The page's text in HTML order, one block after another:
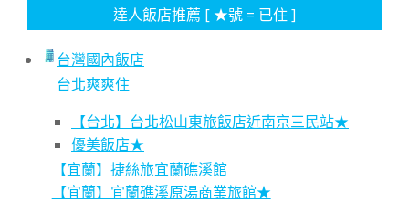
達人飯店推薦 [ ★號 = 已住 ]
台灣國內飯店
台北爽爽住
【台北】台北松山東旅飯店近南京三民站★
優美飯店★
【宜蘭】捷絲旅宜蘭礁溪館
【宜蘭】宜蘭礁溪原湯商業旅館★